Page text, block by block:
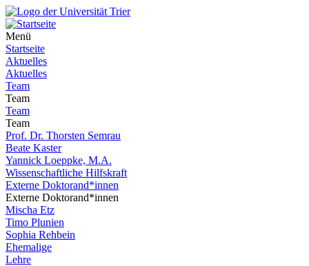
Menü
Startseite
Aktuelles
Aktuelles
Team
Team
Team
Team
Prof. Dr. Thorsten Semrau
Beate Kaster
Yannick Loeppke, M.A.
Wissenschaftliche Hilfskraft
Externe Doktorand*innen
Externe Doktorand*innen
Mischa Etz
Timo Plunien
Sophia Rehbein
Ehemalige
Lehre